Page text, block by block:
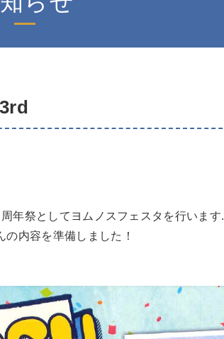
年祭としてヨムノスフェスタを行います.
内容を準備しました！